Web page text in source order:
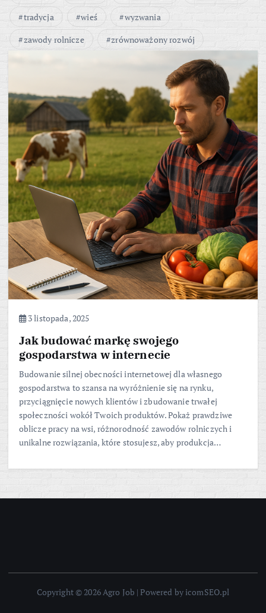
tradycja
wieś
wyzwania
zawody rolnicze
zrównoważony rozwój
3 listopada, 2025
Jak budować markę swojego
gospodarstwa w internecie
Budowanie silnej obecności internetowej dla własnego
gospodarstwa to szansa na wyróżnienie się na rynku,
przyciągnięcie nowych klientów i zbudowanie trwałej
społeczności wokół Twoich produktów. Pokaż prawdziwe
oblicze pracy na wsi, różnorodność zawodów rolniczych i
unikalne rozwiązania, które stosujesz, aby produkcja…
Copyright © 2026 Agro Job | Powered by icomSEO.pl